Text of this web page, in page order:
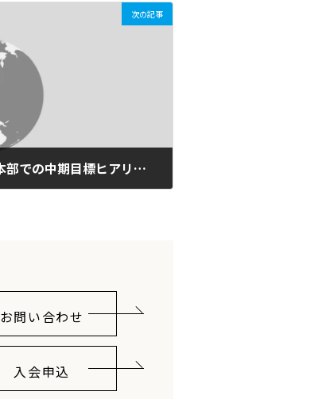
次の記事
【プレスリリース】自民党推進本部での中期目標ヒアリングについて(2009/02/25)
お問い合わせ
入会申込